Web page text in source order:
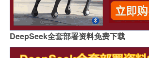
DeepSeek全套部署资料免费下载